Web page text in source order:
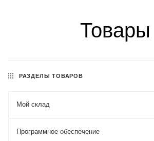
Товары
РАЗДЕЛЫ ТОВАРОВ
Мой склад
Программное обеспечение